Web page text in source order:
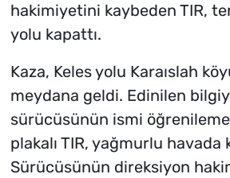
hakimiyetini kaybeden TIR,
yolu kapattı.
Kaza, Keles yolu Karaıslah
meydana geldi. Edinilen
sürücüsünün ismi
plakalı TIR, yağmurlu havada
Sürücüsünün direksiyon